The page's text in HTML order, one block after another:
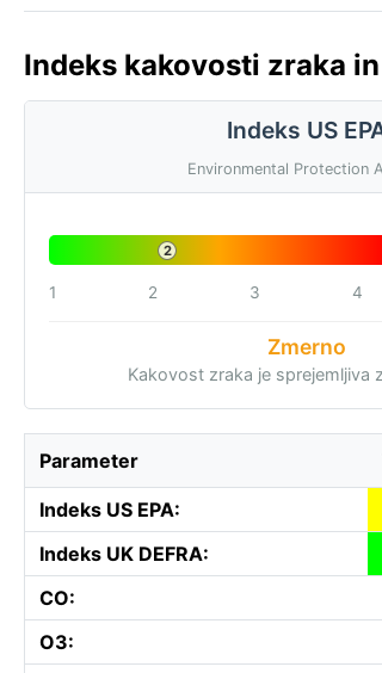
Indeks kakovosti zraka
Indeks US
Environmental Protection
2
1 2 3 4
Zmerno
Kakovost zraka je sprejemljiva
Parameter
Indeks US EPA:
Indeks UK DEFRA:
CO:
O3: